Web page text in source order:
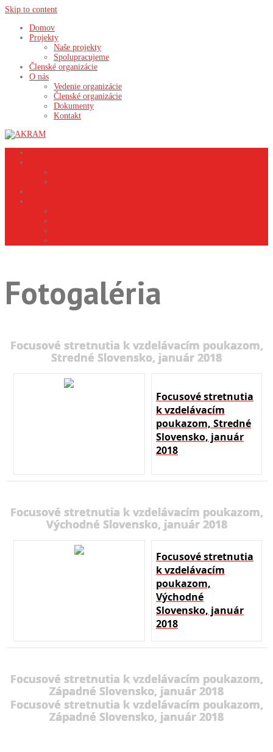
Skip to content
Domov
Projekty
Naše projekty
Spolupracujeme
Členské organizácie
O nás
Vedenie organizácie
Členské organizácie
Dokumenty
Kontakt
Fotogaléria
Focusové stretnutia k vzdelávacím poukazom,
Stredné Slovensko, január 2018
Focusové stretnutia
k vzdelávacím
poukazom, Stredné
Slovensko, január
2018
Focusové stretnutia k vzdelávacím poukazom,
Východné Slovensko, január 2018
Focusové stretnutia
k vzdelávacím
poukazom,
Východné
Slovensko, január
2018
Focusové stretnutia k vzdelávacím poukazom,
Západné Slovensko, január 2018
Focusové stretnutia k vzdelávacím poukazom,
Západné Slovensko, január 2018